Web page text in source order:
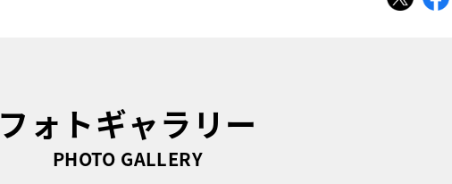
フォトギャラリー
PHOTO GALLERY